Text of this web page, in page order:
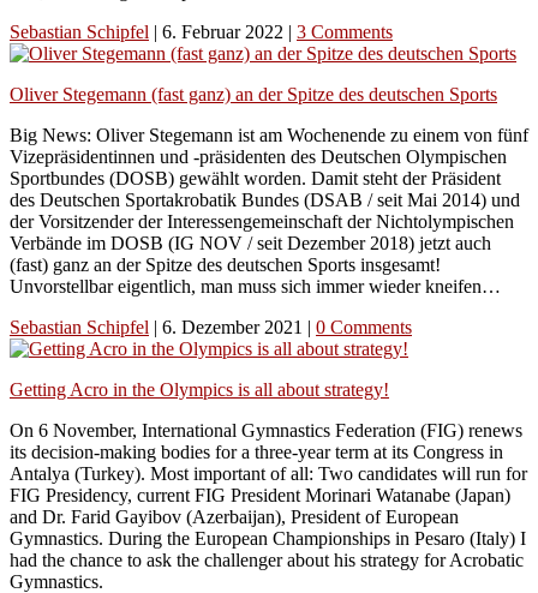
Sebastian Schipfel | 6. Februar 2022 | 3 Comments
Oliver Stegemann (fast ganz) an der Spitze des deutschen Sports
Big News: Oliver Stegemann ist am Wochenende zu einem von fünf
Vizepräsidentinnen und -präsidenten des Deutschen Olympischen
Sportbundes (DOSB) gewählt worden. Damit steht der Präsident
des Deutschen Sportakrobatik Bundes (DSAB / seit Mai 2014) und
der Vorsitzender der Interessengemeinschaft der Nichtolympischen
Verbände im DOSB (IG NOV / seit Dezember 2018) jetzt auch
(fast) ganz an der Spitze des deutschen Sports insgesamt!
Unvorstellbar eigentlich, man muss sich immer wieder kneifen…
Sebastian Schipfel | 6. Dezember 2021 | 0 Comments
Getting Acro in the Olympics is all about strategy!
On 6 November, International Gymnastics Federation (FIG) renews
its decision-making bodies for a three-year term at its Congress in
Antalya (Turkey). Most important of all: Two candidates will run for
FIG Presidency, current FIG President Morinari Watanabe (Japan)
and Dr. Farid Gayibov (Azerbaijan), President of European
Gymnastics. During the European Championships in Pesaro (Italy) I
had the chance to ask the challenger about his strategy for Acrobatic
Gymnastics.